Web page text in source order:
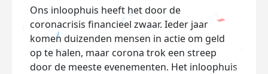
Ons inloophuis heeft het door de
coronacrisis financieel zwaar. Ieder jaar
komen duizenden mensen in actie om geld
op te halen, maar corona trok een streep
door de meeste evenementen. Het inloophuis